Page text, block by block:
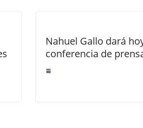
Nahuel Gallo dará
conferencia de